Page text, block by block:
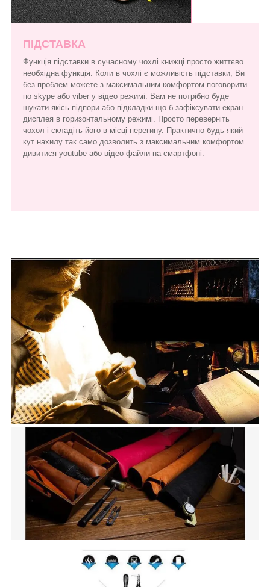
ПІДСТАВКА
Функція підставки в сучасному чохлі книжці просто життєво
необхідна функція. Коли в чохлі є можливість підставки, Ви
без проблем можете з максимальним комфортом поговорити
по skype або viber у відео режимі. Вам не потрібно буде
шукати якісь підпори або підкладки що б зафіксувати екран
дисплея в горизонтальному режимі. Просто переверніть
чохол і складіть його в місці перегину. Практично будь-який
кут нахилу так само дозволить з максимальним комфортом
дивитися youtube або відео файли на смартфоні.